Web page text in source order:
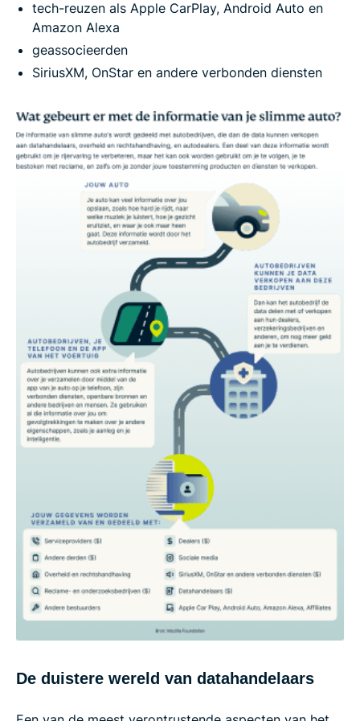
tech-reuzen als Apple CarPlay, Android Auto en
Amazon Alexa
geassocieerden
SiriusXM, OnStar en andere verbonden diensten
De duistere wereld van datahandelaars